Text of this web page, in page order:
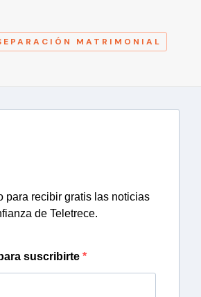
MATRIMONIAL
para recibir gratis las noticias
de Teletrece.
suscribirte